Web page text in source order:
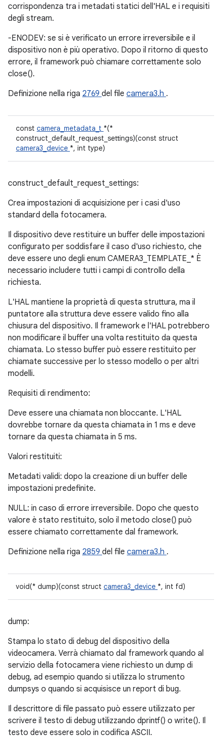
corrispondenza tra i metadati statici dell'HAL e i requisiti
degli stream.
-ENODEV: se si è verificato un errore irreversibile e il
dispositivo non è più operativo. Dopo il ritorno di questo
errore, il framework può chiamare correttamente solo
close().
Definizione nella riga 2769 del file camera3.h .
const camera_metadata_t *(*
construct_default_request_settings)(const struct
camera3_device *, int type)
construct_default_request_settings:
Crea impostazioni di acquisizione per i casi d'uso
standard della fotocamera.
Il dispositivo deve restituire un buffer delle impostazioni
configurato per soddisfare il caso d'uso richiesto, che
deve essere uno degli enum CAMERA3_TEMPLATE_* È
necessario includere tutti i campi di controllo della
richiesta.
L'HAL mantiene la proprietà di questa struttura, ma il
puntatore alla struttura deve essere valido fino alla
chiusura del dispositivo. Il framework e l'HAL potrebbero
non modificare il buffer una volta restituito da questa
chiamata. Lo stesso buffer può essere restituito per
chiamate successive per lo stesso modello o per altri
modelli.
Requisiti di rendimento:
Deve essere una chiamata non bloccante. L'HAL
dovrebbe tornare da questa chiamata in 1 ms e deve
tornare da questa chiamata in 5 ms.
Valori restituiti:
Metadati validi: dopo la creazione di un buffer delle
impostazioni predefinite.
NULL: in caso di errore irreversibile. Dopo che questo
valore è stato restituito, solo il metodo close() può
essere chiamato correttamente dal framework.
Definizione nella riga 2859 del file camera3.h .
void(* dump)(const struct camera3_device *, int fd)
dump:
Stampa lo stato di debug del dispositivo della
videocamera. Verrà chiamato dal framework quando al
servizio della fotocamera viene richiesto un dump di
debug, ad esempio quando si utilizza lo strumento
dumpsys o quando si acquisisce un report di bug.
Il descrittore di file passato può essere utilizzato per
scrivere il testo di debug utilizzando dprintf() o write(). Il
testo deve essere solo in codifica ASCII.